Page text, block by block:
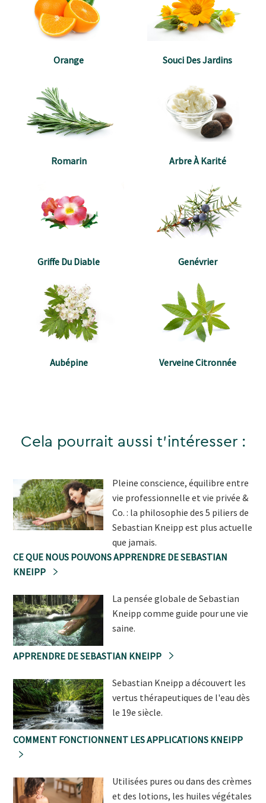
Orange Souci Des Jardins
Romarin Arbre À Karité
Griffe Du Diable Genévrier
Aubépine Verveine Citronnée
Cela pourrait aussi t'intéresser :
Pleine conscience, équilibre entre
vie professionnelle et vie privée &
Co. : la philosophie des 5 piliers de
Sebastian Kneipp est plus actuelle
que jamais.
CE QUE NOUS POUVONS APPRENDRE DE SEBASTIAN
KNEIPP
La pensée globale de Sebastian
Kneipp comme guide pour une vie
saine.
APPRENDRE DE SEBASTIAN KNEIPP
Sebastian Kneipp a découvert les
vertus thérapeutiques de l'eau dès
le 19e siècle.
COMMENT FONCTIONNENT LES APPLICATIONS KNEIPP
Utilisées pures ou dans des crèmes
et des lotions, les huiles végétales